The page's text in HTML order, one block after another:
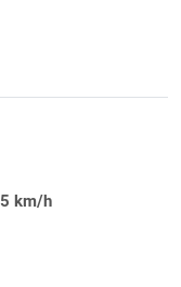
km/h